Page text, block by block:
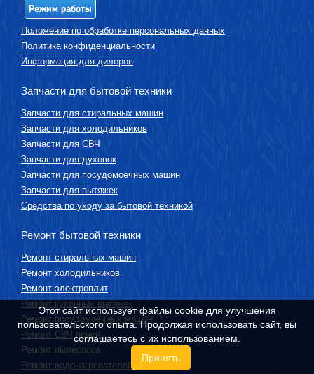
Режим работы
Положение по обработке персональных данных
Политика конфиденциальности
Информация для дилеров
Запчасти для бытовой техники
Запчасти для стиральных машин
Запчасти для холодильников
Запчасти для СВЧ
Запчасти для духовок
Запчасти для посудомоечных машин
Запчасти для вытяжек
Средства по уходу за бытовой техникой
Ремонт бытовой техники
Ремонт стиральных машин
Ремонт холодильников
Ремонт электроплит
Ремонт кухонных вытяжек
Ремонт посудомоечных машин
Ремонт СВЧ-печей
Ремонт пылесосов
Ремонт водонагревателей
Этот сайт использует файлы cookie для улучшения
пользовательского опыта. Продолжая использовать сайт, вы
соглашаетесь с их использованием.
Принять